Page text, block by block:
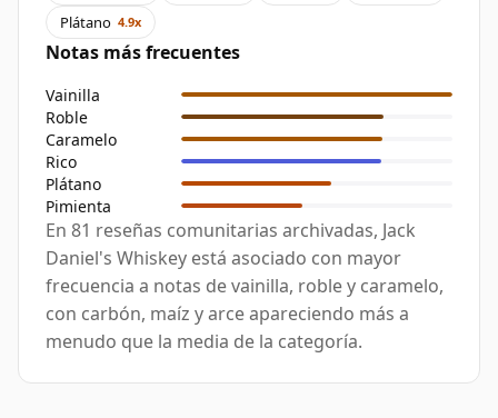
Plátano 4.9x
Notas más frecuentes
Vainilla
Roble
Caramelo
Rico
Plátano
Pimienta
En 81 reseñas comunitarias archivadas, Jack
Daniel's Whiskey está asociado con mayor
frecuencia a notas de vainilla, roble y caramelo,
con carbón, maíz y arce apareciendo más a
menudo que la media de la categoría.